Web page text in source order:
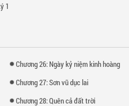
1
Chương 26: Ngày kỷ niệm kinh hoàng
Chương 27: Sơn vũ dục lai
Chương 28: Quên cả đất trời